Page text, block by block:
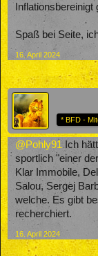
Spaß bei Seite,
16. April 2024
* BFD -
@Pohly91Ich
sportlich "einer
Klar Immobile,
Salou, Sergej
welche. Es gibt
recherchiert.
16. April 2024